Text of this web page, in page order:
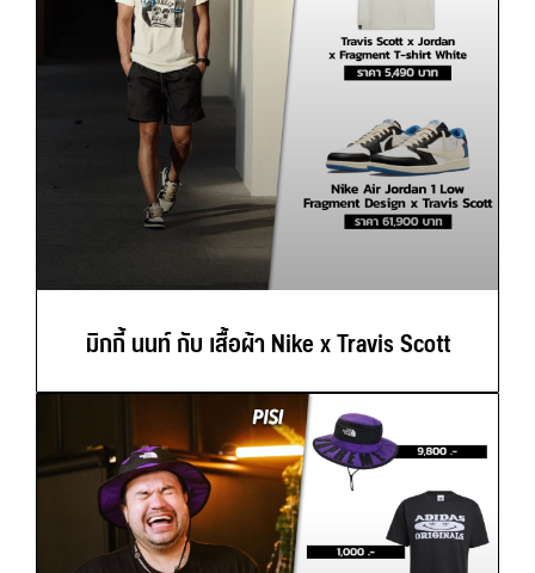
มิกกี้ นนท์ กับ เสื้อผ้า Nike x Travis Scott